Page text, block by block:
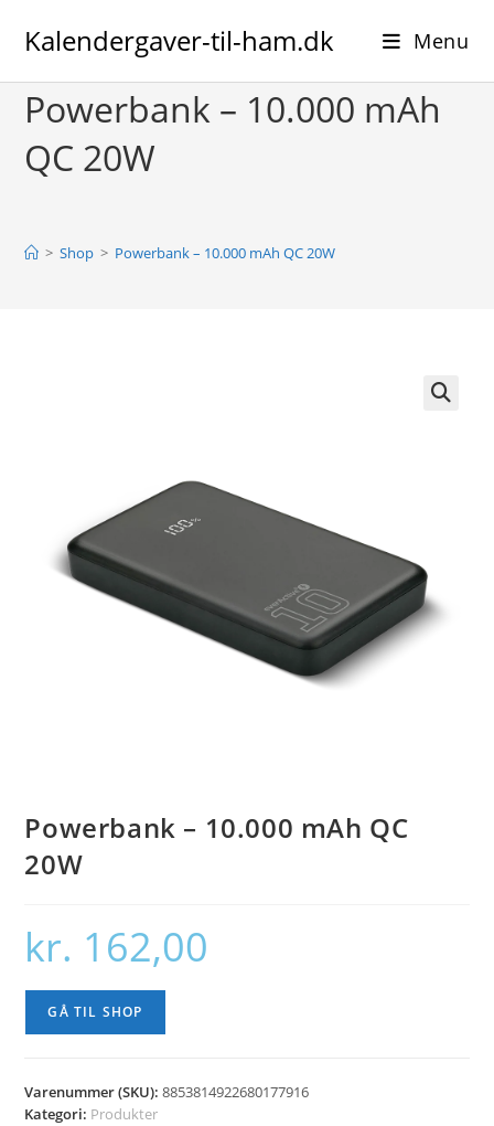
Kalendergaver-til-ham.dk Menu
Powerbank – 10.000 mAh
QC 20W
> Shop > Powerbank – 10.000 mAh QC 20W
Powerbank – 10.000 mAh QC
20W
kr. 162,00
GÅ TIL SHOP
Varenummer (SKU):8853814922680177916
Kategori: Produkter